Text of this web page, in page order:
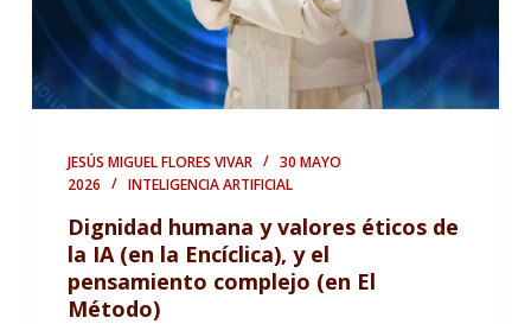
JESÚS MIGUEL FLORES VIVAR
30 MAYO
2026
INTELIGENCIA ARTIFICIAL
Dignidad humana y valores éticos de
la IA (en la Encíclica), y el
pensamiento complejo (en El
Método)